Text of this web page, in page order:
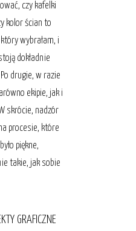
czy kafelki
kolor ścian to
wybrałam, i
dokładnie
drugie, w razie
ekipie, jak i
skrócie, nadzór
procesie, które
piękne,
takie, jak sobie
GRAFICZNE